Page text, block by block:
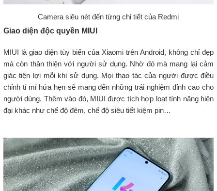
Camera siêu nét đến từng chi tiết của Redmi
Giao diện độc quyền MIUI
MIUI là giao diện tùy biến của Xiaomi trên Android, không chỉ đẹp
mà còn thân thiện với người sử dụng. Nhờ đó mà mang lại cảm
giác tiện lợi mỗi khi sử dụng. Mọi thao tác của người được điều
chỉnh tỉ mỉ hứa hẹn sẽ mang đến những trải nghiệm đỉnh cao cho
người dùng. Thêm vào đó, MIUI được tích hợp loạt tính năng hiện
đại khác như chế độ đêm, chế độ siêu tiết kiệm pin…